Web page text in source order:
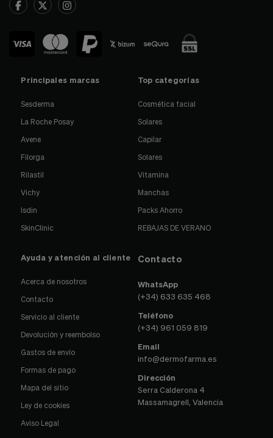
Principales marcas
Sesderma
La Roche Posay
Avene
Filorga
Rilastil
Vichy
Isdin
SkinClinic
Top categorías
Cosmética facial
Solares
Capilar
Solares
Vitamina
Manchas
Packs Ahorro
REBAJAS DE VERANO
Ayuda y atención al cliente
Acerca de nosotros
Contacto
Servicio al cliente
Devolución y reembolso
Gastos de envío
Formas de pago
Mapa del sitio
Ley de cookies
Aviso Legal
Contacto
WhatsApp
(+34) 633 635 468
Teléfono
(+34) 961 059 819
Email
info@dermofarma.es
Dirección
Serra Calderona 4
Massamagrell, Valencia